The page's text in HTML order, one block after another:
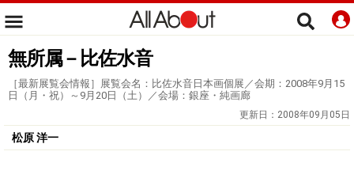
無所属－比佐水音
［最新展覧会情報］展覧会名：比佐水音日本画個展／会期：2008年9月15
日（月・祝）～9月20日（土）／会場：銀座・純画廊
更新日： 2008年09月05日
松原 洋一